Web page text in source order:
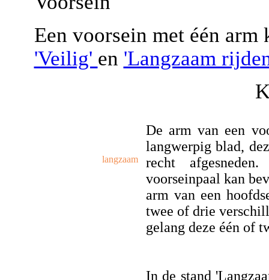
Een voorsein met één arm
'Veilig' en 'Langzaam
langzaam
De arm van een
langwerpig blad,
recht
voorseinpaal kan
arm van een
twee of drie
gelang deze één of
In de stand